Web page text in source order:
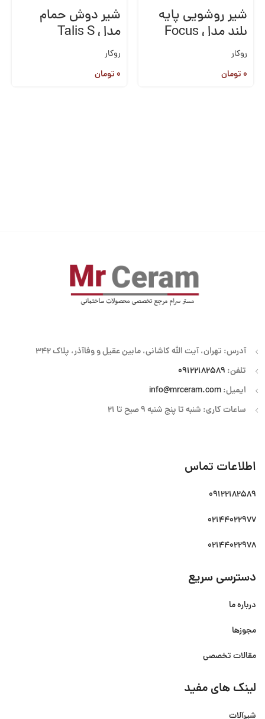
شیر روشویی پایه
بلند مدل Focus
روکار
۰تومان
شیر دوش حمام
مدل Talis S
روکار
۰تومان
آدرس: تهران، آیت الله کاشانی، مابین عقیل و وفاآذر، پلاک 342
تلفن: 09122182589
ایمیل:info@mrceram.com
ساعات کاری: شنبه تا پنج شنبه 9 صبح تا 21
اطلاعات تماس
09122182589
02144022977
02144022978
دسترسی سریع
درباره ما
مجوزها
مقالات تخصصی
لینک های مفید
شیرآلات